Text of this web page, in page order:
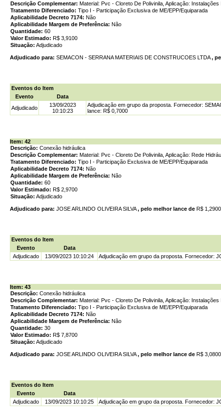
Descrição Complementar: Material: Pvc - Cloreto De Polivinila, Aplicação:
Tratamento Diferenciado: Tipo I - Participação Exclusiva de ME/EPP/Equiparada
Aplicabilidade Decreto 7174: Não
Aplicabilidade Margem de Preferência: Não
Quantidade: 60
Valor Estimado: R$ 3,9100
Situação: Adjudicado
Adjudicado para: SEMACON - SERRANA MATERIAIS DE CONSTRUCOES LTDA,
Eventos do Item
Evento
Data
Adjudicado
13/09/2023
10:10:23
Adjudicação em grupo da proposta. Fornecedor:
lance: R$ 0,7000
Item: 42
Descrição: Conexão hidráulica
Descrição Complementar: Material: Pvc - Cloreto De Polivinila, Aplicação: Rede
Tratamento Diferenciado: Tipo I - Participação Exclusiva de ME/EPP/Equiparada
Aplicabilidade Decreto 7174: Não
Aplicabilidade Margem de Preferência: Não
Quantidade: 60
Valor Estimado: R$ 2,9700
Situação: Adjudicado
Adjudicado para: JOSE ARLINDO OLIVEIRA SILVA, pelo melhor lance de R$
Eventos do Item
Evento
Data
Adjudicado
13/09/2023 10:10:24 Adjudicação em grupo da proposta. Fornecedor:
Item: 43
Descrição: Conexão hidráulica
Descrição Complementar: Material: Pvc - Cloreto De Polivinila, Aplicação:
Tratamento Diferenciado: Tipo I - Participação Exclusiva de ME/EPP/Equiparada
Aplicabilidade Decreto 7174: Não
Aplicabilidade Margem de Preferência: Não
Quantidade: 30
Valor Estimado: R$ 7,8700
Situação: Adjudicado
Adjudicado para: JOSE ARLINDO OLIVEIRA SILVA, pelo melhor lance de R$
Eventos do Item
Evento
Data
Adjudicado
13/09/2023 10:10:25 Adjudicação em grupo da proposta. Fornecedor: